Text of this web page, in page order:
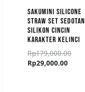
SAKUMINI SILICONE
STRAW SET SEDOTAN
SILIKON CINCIN
KARAKTER KELINCI
Rp179,000.00
Rp29,000.00